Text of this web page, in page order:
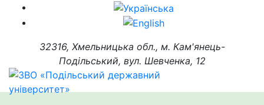
32316, Хмельницька обл., м. Кам'янець-
Подільський, вул. Шевченка, 12